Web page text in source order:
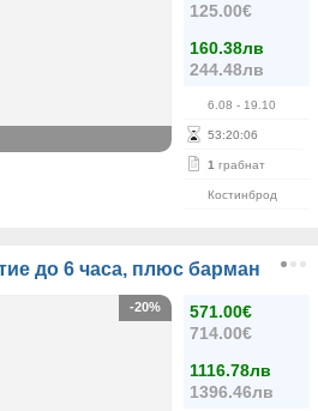
125.00€
160.38лв
244.48лв
6.08 - 19.10
53:20:06
1 грабнат
Костинброд
до 6 часа, плюс барман
571.00€
714.00€
1116.78лв
1396.46лв
-20%